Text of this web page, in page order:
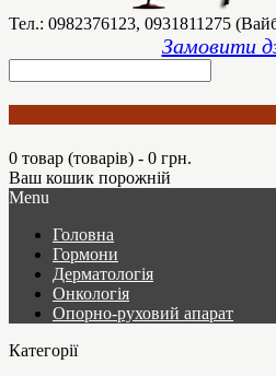
Тел.: 0982376123, 0931811275
Замовити
0 товар (товарів) - 0 грн.
Ваш кошик порожній
Menu
Головна
Гормони
Дерматологія
Онкологія
Опорно-руховий апарат
Категорії